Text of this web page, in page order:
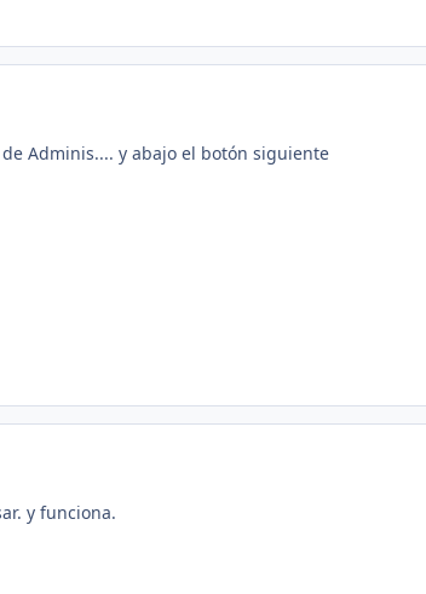
Adminis.... y abajo el botón siguiente
y funciona.